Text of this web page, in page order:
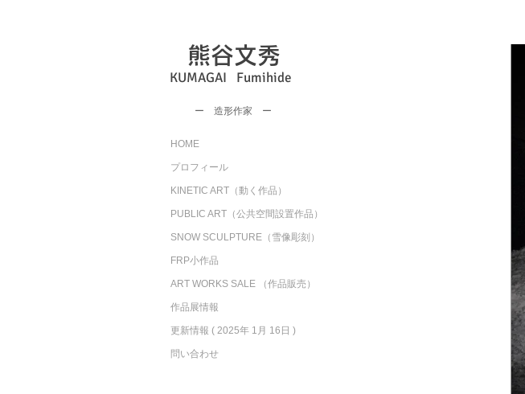
熊谷文秀
KUMAGAI Fumihide
​ー 造形作家 ー
HOME
プロフィール
KINETIC ART（動く作品）
PUBLIC ART（公共空間設置作品）
SNOW SCULPTURE（雪像彫刻）
FRP小作品
ART WORKS SALE （作品販売）
作品展情報
更新情報 ( 2025年 1月 16日 )
問い合わせ